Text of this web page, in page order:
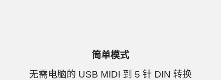
简单模式
无需电脑的 USB MIDI 到 5 针 DIN 转换